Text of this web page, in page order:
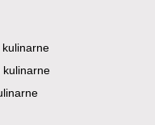
kulinarne